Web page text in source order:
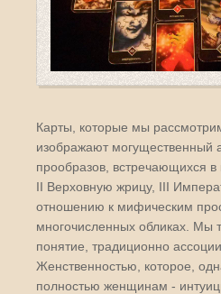
Карты, которые мы
изображают могущественный
прообразов, встречающихся
II Верховную жрицу, III
отношению к мифическим
многочисленных обликах. Мы
понятие, традиционно
Женственностью, которое,
полностью женщинам -